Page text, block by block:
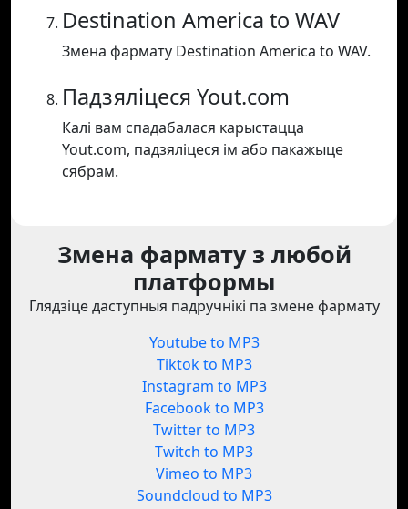
Destination America to WAV
Змена фармату Destination America to WAV.
Падзяліцеся Yout.com
Калі вам спадабалася карыстацца
Yout.com, падзяліцеся ім або пакажыце
сябрам.
Змена фармату з любой
платформы
Глядзіце даступныя падручнікі па змене фармату
Youtube to MP3
Tiktok to MP3
Instagram to MP3
Facebook to MP3
Twitter to MP3
Twitch to MP3
Vimeo to MP3
Soundcloud to MP3